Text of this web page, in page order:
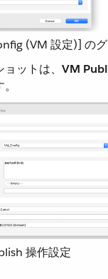
(VM 設定)] の
ットは、​ VM
操作設定